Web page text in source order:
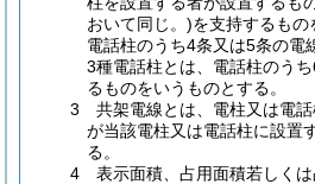
おいて同じ。)を支持するもの
電話柱のうち4条又は5条の電
3種電話柱とは、電話柱のう
るものをいうものとする。
3 共架電線とは、電柱又は電話
が当該電柱又は電話柱に設置
る。
4 表示面積、占用面積若しくは